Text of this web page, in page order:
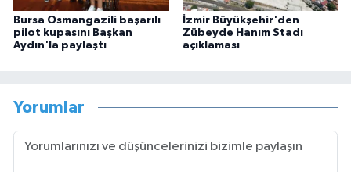
Bursa Osmangazili başarılı
pilot kupasını Başkan
Aydın'la paylaştı
İzmir Büyükşehir'den
Zübeyde Hanım Stadı
açıklaması
Yorumlar